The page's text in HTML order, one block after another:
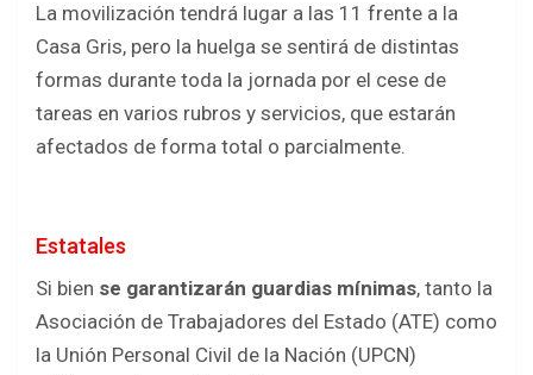
ce
b
o
o
tt
er
at
s
A
p
ar
e
La movilización tendrá lugar a las 11 frente a la
Casa Gris, pero la huelga se sentirá de distintas
formas durante toda la jornada por el cese de
tareas en varios rubros y servicios, que estarán
afectados de forma total o parcialmente.
Estatales
Si bien se garantizarán guardias mínimas, tanto la
Asociación de Trabajadores del Estado (ATE) como
la Unión Personal Civil de la Nación (UPCN)